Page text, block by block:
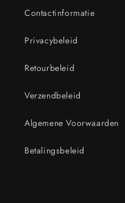
Contactinformatie
Privacybeleid
Retourbeleid
Verzendbeleid
Algemene Voorwaarden
Betalingsbeleid